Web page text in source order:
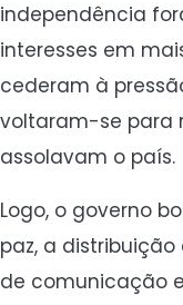
independência
interesses em
cederam à
voltaram-se para
assolavam o país.
Logo, o governo
paz, a
de comunicação